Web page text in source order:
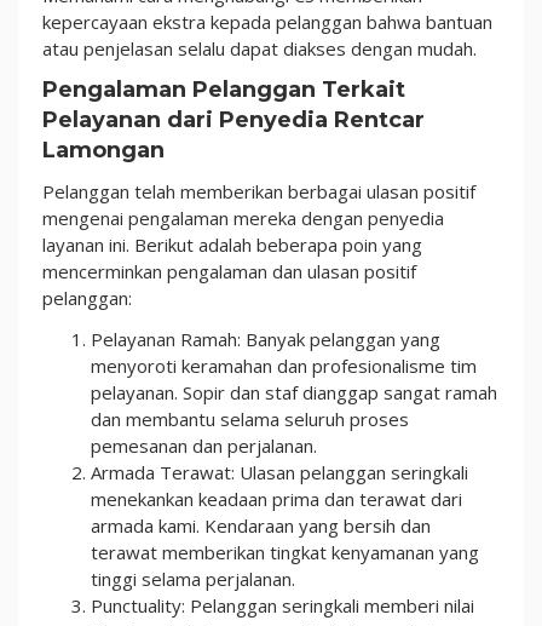
kepercayaan ekstra kepada pelanggan bahwa bantuan
atau penjelasan selalu dapat diakses dengan mudah.
Pengalaman Pelanggan Terkait
Pelayanan dari Penyedia Rentcar
Lamongan
Pelanggan telah memberikan berbagai ulasan positif
mengenai pengalaman mereka dengan penyedia
layanan ini. Berikut adalah beberapa poin yang
mencerminkan pengalaman dan ulasan positif
pelanggan:
Pelayanan Ramah: Banyak pelanggan yang
menyoroti keramahan dan profesionalisme tim
pelayanan. Sopir dan staf dianggap sangat ramah
dan membantu selama seluruh proses
pemesanan dan perjalanan.
Armada Terawat: Ulasan pelanggan seringkali
menekankan keadaan prima dan terawat dari
armada kami. Kendaraan yang bersih dan
terawat memberikan tingkat kenyamanan yang
tinggi selama perjalanan.
Punctuality: Pelanggan seringkali memberi nilai